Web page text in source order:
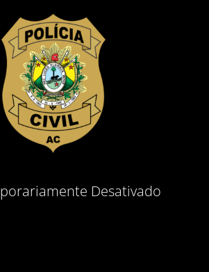
Desativado